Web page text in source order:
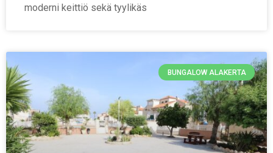
moderni keittiö sekä tyylikäs
BUNGALOW ALAKERTA